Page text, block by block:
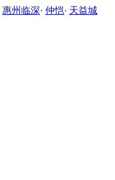
惠州临深· 仲恺· 天益城